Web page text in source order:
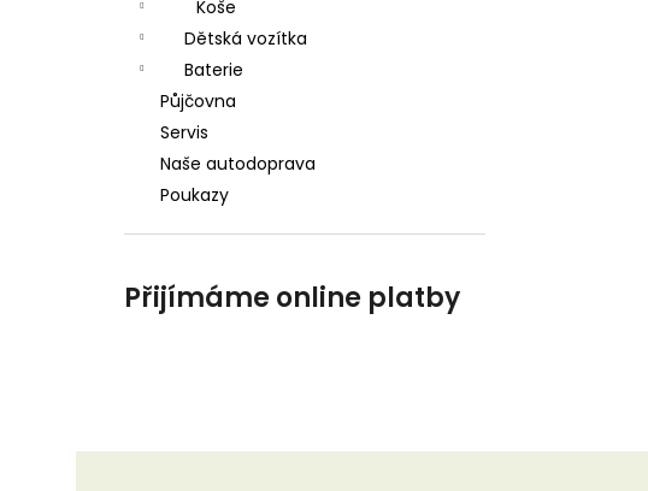
Koše
Dětská vozítka
Baterie
Půjčovna
Servis
Naše autodoprava
Poukazy
Přijímáme online platby